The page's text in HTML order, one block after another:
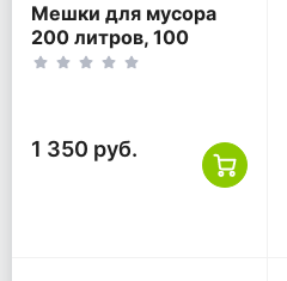
Мешки для мусора
200 литров, 100
(10*10) шт. 1 уп,
1 350 руб.